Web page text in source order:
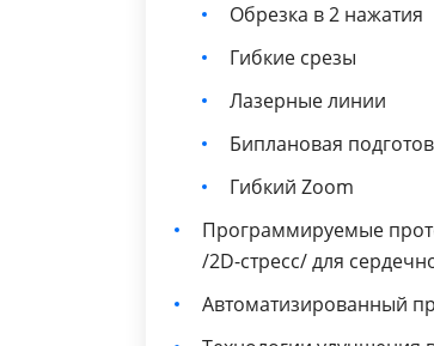
Обрезка в 2 нажатия
Гибкие срезы
Лазерные линии
Биплановая
Гибкий Zoom
Программируемые
/2D-стресс/ для
Автоматизированный